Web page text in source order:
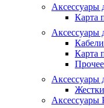
Аксессуары
Карта
Аксессуары
Карта
Аксессуары
Аксессуары